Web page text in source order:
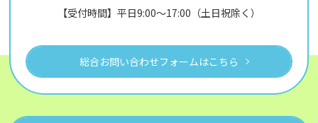
【受付時間】平日9:00～17:00（土日祝除く）
総合お問い合わせフォームはこちら